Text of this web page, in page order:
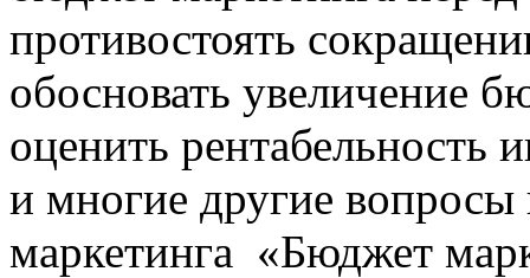
противостоять
обосновать увеличение
оценить рентабельность
и многие другие вопросы
маркетинга «Бюджет